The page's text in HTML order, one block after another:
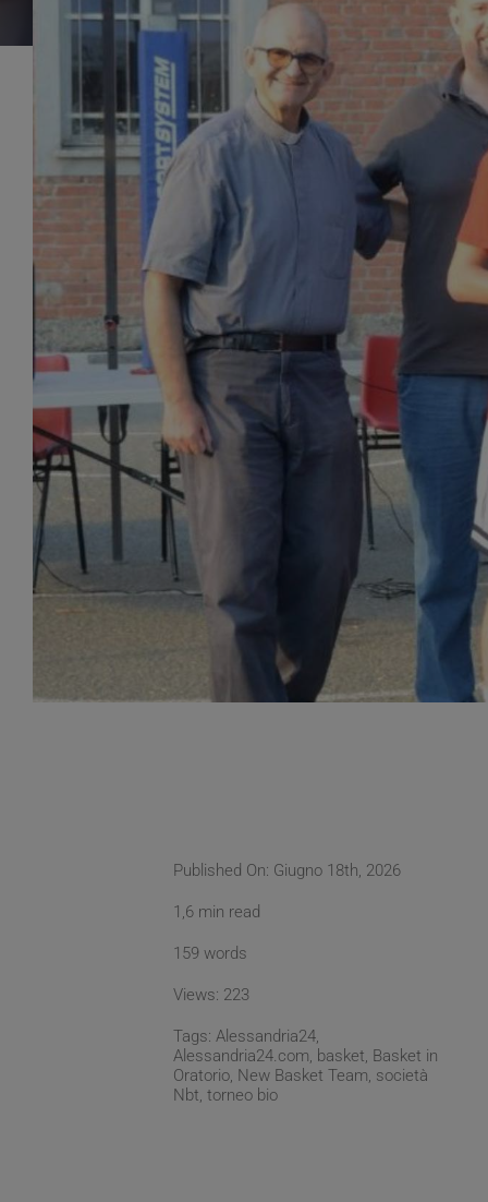
Published On: Giugno 18th, 2026
1,6 min read
159 words
Views: 223
Tags:Alessandria24,
Alessandria24.com, basket, Basket in
Oratorio, New Basket Team, società
Nbt,torneo bio